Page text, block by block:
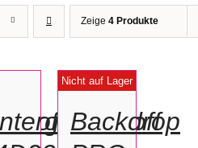
Zeige 4 Produkte
Nicht auf Lager
DETAILS
Backdrop